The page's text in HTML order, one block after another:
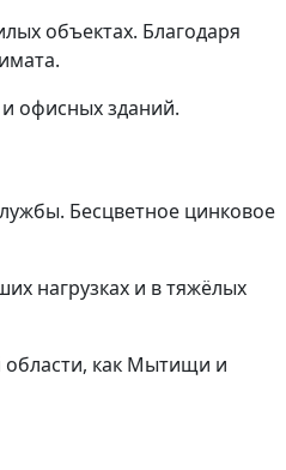
объектах. Благодаря
офисных зданий.
Бесцветное цинковое
нагрузках и в тяжёлых
области, как Мытищи и